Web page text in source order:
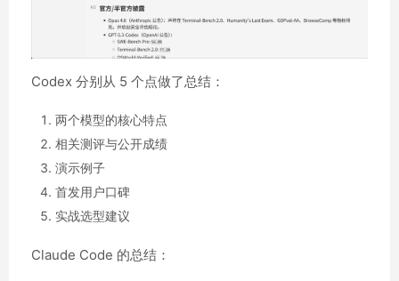
Codex 分别从 5 个点做了总结：
两个模型的核心特点
相关测评与公开成绩
演示例子
首发用户口碑
实战选型建议
Claude Code 的总结：